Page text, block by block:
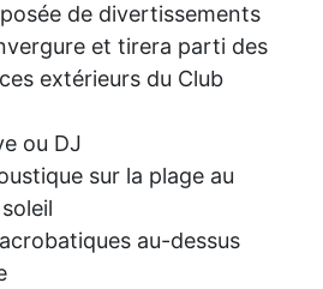
de divertissements
et tirera parti des
extérieurs du Club
ou DJ
sur la plage au
au-dessus